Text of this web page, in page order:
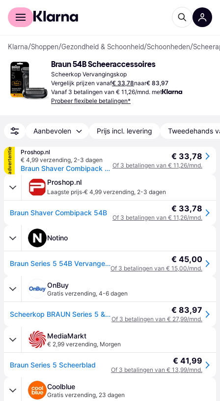
Voor shoppers
Klarna/Shoppen/Gezondheid & Schoonheid/Schoonheden/
Braun 54B Scheeraccessoires
Scheerkop Vervangingskop
Vergelijk prijzen vanaf€ 33,78naar€ 83,97
Vanaf 3 betalingen van € 11,26/mnd. met
Probeer flexibele betalingen*
Aanbevolen Prijs incl. levering Tweedehands
advertentie
Proshop.nl
€ 4,99 verzending, 2-3 dagen
Braun Shaver Combipack 54B
€ 33,78
Of 3 betalingen van € 11,26/mnd.
Proshop.nl
Laagste prijs·€ 4,99 verzending, 2-3 dagen
Braun Shaver Combipack 54B € 33,78
Of 3 betalingen van € 11,26/mnd.
Notino
Braun Series 5 54B Vervangende Opzetstuk voor het Scheren met Elektrische Scheerapparaat 1 st € 45,00
Of 3 betalingen van € 15,00/mnd.
OnBuy
Gratis verzending, 4-6 dagen
Scheerkop BRAUN Series 5 & 6 - 3 flexibele messen - 100 % gemaakt in Duitsland € 83,97
Of 3 betalingen van € 27,99/mnd.
MediaMarkt
€ 2,99 verzending, Morgen
Braun Series 5 Scheerblad € 41,99
Of 3 betalingen van € 13,99/mnd.
Coolblue
Gratis verzending, 23 dagen